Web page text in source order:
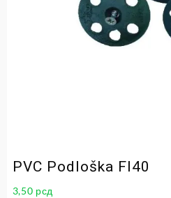
PVC Podloška FI40
3,50 рсд